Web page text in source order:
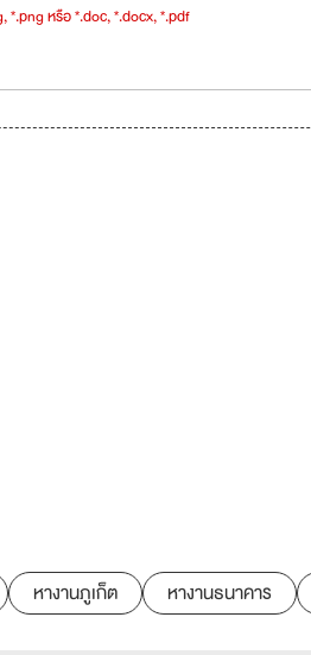
*.png หรือ *.doc, *.docx, *.pdf
หางานภูเก็ต หางานธนาคาร